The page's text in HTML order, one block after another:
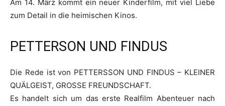
Am 14. März kommt ein neuer Kinderfilm, mit viel Liebe
zum Detail in die heimischen Kinos.
PETTERSON UND FINDUS
Die Rede ist von PETTERSSON UND FINDUS – KLEINER
QUÄLGEIST, GROSSE FREUNDSCHAFT.
Es handelt sich um das erste Realfilm Abenteuer nach